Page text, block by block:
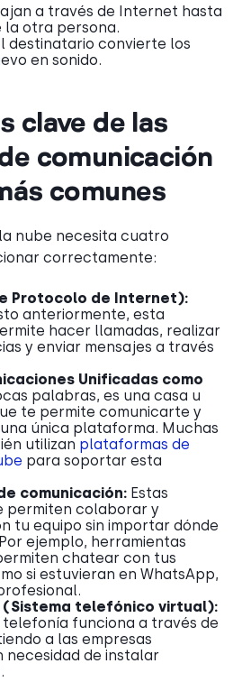
a través de Internet hasta
la otra persona.
destinatario convierte los
en sonido.
clave de las
comunicación
comunes
nube necesita cuatro
correctamente:
Protocolo de Internet):
anteriormente, esta
hacer llamadas, realizar
y enviar mensajes a través
Unificadas como
palabras, es una casa u
te permite comunicarte y
única plataforma. Muchas
utilizan plataformas de
para soportar esta
comunicación: Estas
permiten colaborar y
tu equipo sin importar dónde
ejemplo, herramientas
chatear con tus
si estuvieran en WhatsApp,
(Sistema telefónico virtual):
telefonía funciona a través de
a las empresas
necesidad de instalar